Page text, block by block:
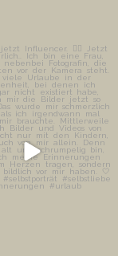
jetzt Influencer. ✌🏻
Jetzt mal...
179 42